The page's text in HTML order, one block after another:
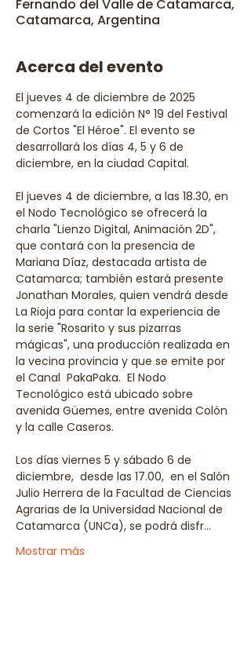
Fernando del Valle de Catamarca,
Catamarca, Argentina
Acerca del evento
El jueves 4 de diciembre de 2025
comenzará la edición N° 19 del Festival
de Cortos "El Héroe". El evento se
desarrollará los días 4, 5 y 6 de
diciembre, en la ciudad Capital.
El jueves 4 de diciembre, a las 18.30, en
el Nodo Tecnológico se ofrecerá la
charla "Lienzo Digital, Animación 2D",
que contará con la presencia de
Mariana Díaz, destacada artista de
Catamarca; también estará presente
Jonathan Morales, quien vendrá desde
La Rioja para contar la experiencia de
la serie "Rosarito y sus pizarras
mágicas", una producción realizada en
la vecina provincia y que se emite por
el Canal  PakaPaka.  El Nodo
Tecnológico está ubicado sobre
avenida Güemes, entre avenida Colón
y la calle Caseros.
Los días viernes 5 y sábado 6 de
diciembre,  desde las 17.00,  en el Salón
Julio Herrera de la Facultad de Ciencias
Agrarias de la Universidad Nacional de
Catamarca (UNCa), se podrá disfr…
Mostrar más